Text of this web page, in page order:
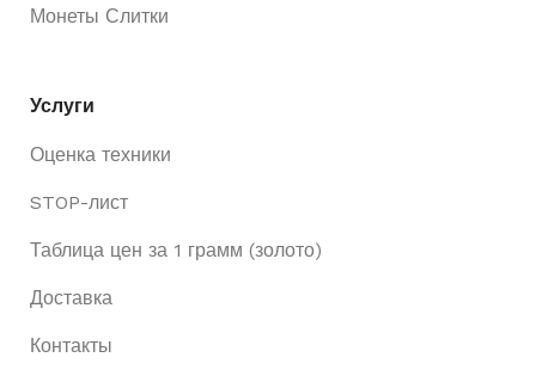
Монеты Слитки
Услуги
Оценка техники
STOP-лист
Таблица цен за 1 грамм (золото)
Доставка
Контакты